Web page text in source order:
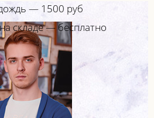
— 1500 руб
складе — бесплатно